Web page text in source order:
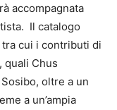
accompagnata
Il catalogo
cui i contributi di
quali Chus
oltre a un
a un’ampia